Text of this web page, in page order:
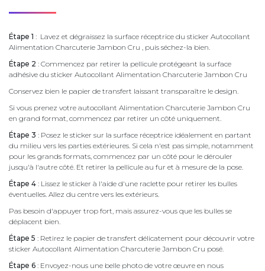
Étape 1 : Lavez et dégraissez la surface réceptrice du sticker Autocollant
Alimentation Charcuterie Jambon Cru , puis séchez-la bien.
Étape 2 : Commencez par retirer la pellicule protégeant la surface
adhésive du sticker Autocollant Alimentation Charcuterie Jambon Cru
Conservez bien le papier de transfert laissant transparaître le design.
Si vous prenez votre autocollant Alimentation Charcuterie Jambon Cru
en grand format, commencez par retirer un côté uniquement.
Étape 3 : Posez le sticker sur la surface réceptrice idéalement en partant
du milieu vers les parties extérieures. Si cela n'est pas simple, notamment
pour les grands formats, commencez par un côté pour le dérouler
jusqu'à l'autre côté. Et retirer la pellicule au fur et à mesure de la pose.
Étape 4 : Lissez le sticker à l'aide d'une raclette pour retirer les bulles
éventuelles. Allez du centre vers les extérieurs.
Pas besoin d'appuyer trop fort, mais assurez-vous que les bulles se
déplacent bien.
Étape 5 : Retirez le papier de transfert délicatement pour découvrir votre
sticker Autocollant Alimentation Charcuterie Jambon Cru posé.
Étape 6 : Envoyez-nous une belle photo de votre œuvre en nous